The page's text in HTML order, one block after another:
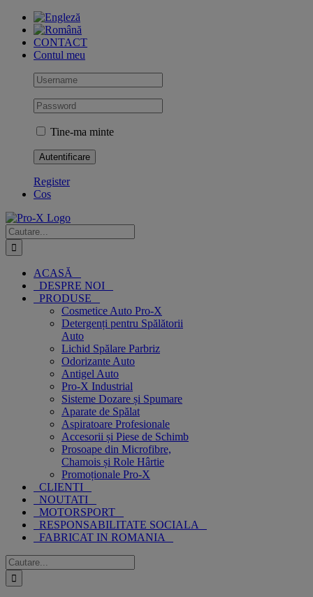
Skip
contentCONTACT
Contul meu
Tine-ma minte
Register
Cos
Cautare...
ACASĂ
DESPRE NOI
PRODUSE
Cosmetice Auto Pro-X
Detergenți pentru Spălătorii
Auto
Lichid Spălare Parbriz
Odorizante Auto
Antigel Auto
Pro-X Industrial
Sisteme Dozare și Spumare
Aparate de Spălat
Aspiratoare Profesionale
Accesorii și Piese de Schimb
Prosoape din Microfibre,
Chamois și Role Hârtie
Promoționale Pro-X
CLIENTI
NOUTATI
MOTORSPORT
RESPONSABILITATE SOCIALA
FABRICAT IN ROMANIA
Cautare...